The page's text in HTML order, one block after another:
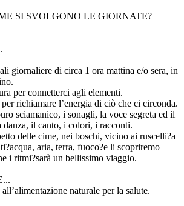
SI SVOLGONO LE GIORNATE?
giornaliere di circa 1 ora mattina e/o sera, in
per connetterci agli elementi.
richiamare l’energia di ciò che ci circonda.
sciamanico, i sonagli, la voce segreta ed il
danza, il canto, i colori, i racconti.
delle cime, nei boschi, vicino ai ruscelli?a
aria, terra, fuoco?e li scopriremo
i ritmi?sarà un bellissimo viaggio.
naturale per la salute.